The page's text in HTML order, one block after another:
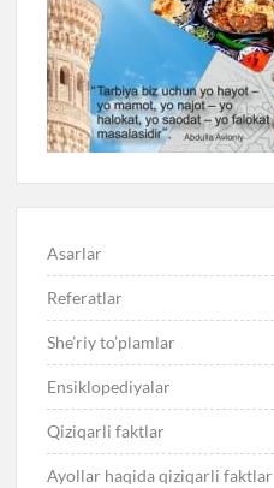
Asarlar
Referatlar
She’riy to’plamlar
Ensiklopediyalar
Qiziqarli faktlar
Ayollar haqida qiziqarli faktlar